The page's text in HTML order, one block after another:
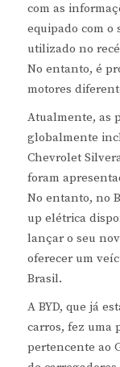
com as
equipado com o
utilizado no
No entanto, é
motores
Atualmente, as
globalmente
Chevrolet
foram
No entanto, no
up elétrica
lançar o seu
oferecer um
Brasil.
A BYD, que já
carros, fez uma
pertencente ao